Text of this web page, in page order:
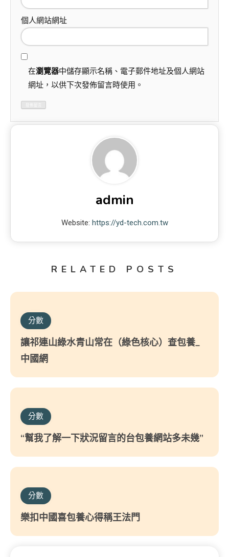
個人網站網址
在瀏覽器中儲存顯示名稱、電子郵件地址及個人網站
網址，以供下次發佈留言時使用。
admin
Website: https://yd-tech.com.tw
RELATED POSTS
分數
讓祁連山綠水青山常在（綠色核心）查包養_
中國網
分數
“幫我了解一下狀況留言的台包養網站多未幾”
分數
樂扣中國喜包養心得稱王法門